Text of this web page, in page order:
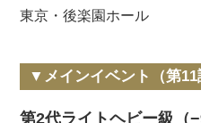
東京・後楽園ホール
▼メインイベント（第11
第2代ライトヘビー級（